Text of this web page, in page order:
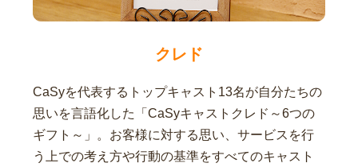
クレド
CaSyを代表するトップキャスト13名が自分たちの
思いを言語化した「CaSyキャストクレド～6つの
ギフト～」。お客様に対する思い、サービスを行
う上での考え方や行動の基準をすべてのキャスト